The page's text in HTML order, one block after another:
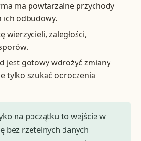
ma powtarzalne przychody
ich odbudowy.
wierzycieli, zaległości,
jest gotowy wdrożyć zmiany
tylko szukać odroczenia
na początku to wejście w
bez rzetelnych danych